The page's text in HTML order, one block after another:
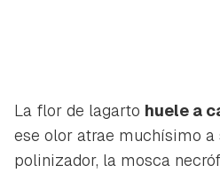
La flor de lagarto huele a
ese olor atrae muchísimo
polinizador, la mosca